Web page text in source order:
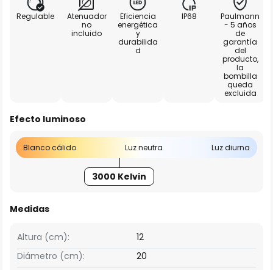
Regulable
Atenuador
no
incluido
Eficiencia
energética
y
durabilida
d
IP68
Paulmann
- 5 años
de
garantía
del
producto,
la
bombilla
queda
excluida
Efecto luminoso
Blanco cálido Luz neutra Luz diurna
3000 Kelvin
Medidas
Altura (cm):
12
Diámetro (cm):
20